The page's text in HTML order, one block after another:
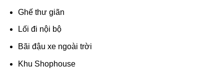
Ghế thư giãn
Lối đi nội bộ
Bãi đậu xe ngoài trời
Khu Shophouse